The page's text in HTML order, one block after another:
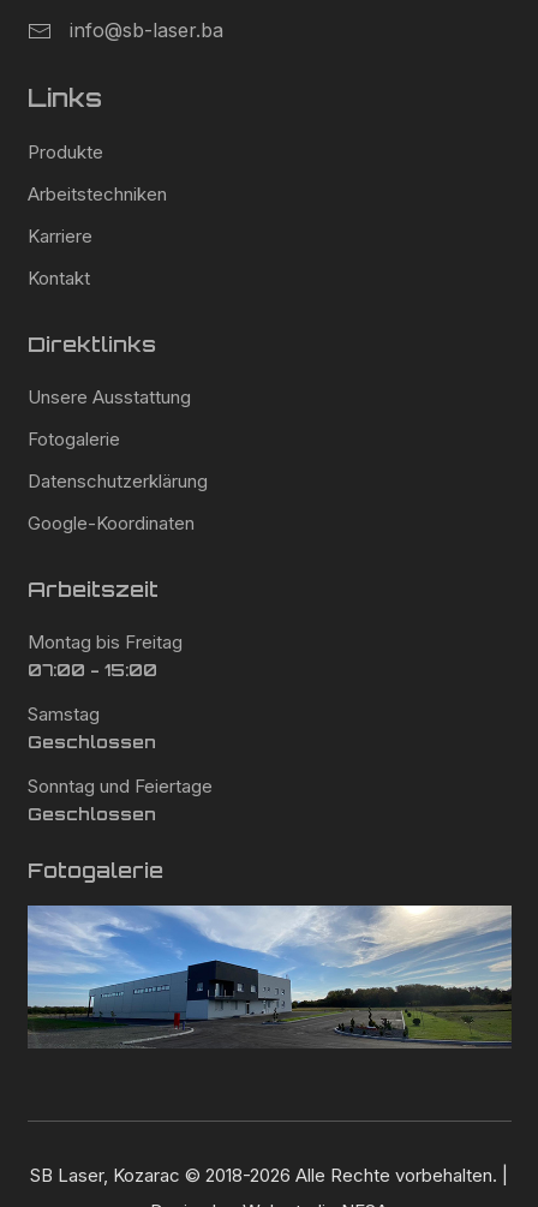
info@sb-laser.ba
Links
Produkte
Arbeitstechniken
Karriere
Kontakt
Direktlinks
Unsere Ausstattung
Fotogalerie
Datenschutzerklärung
Google-Koordinaten
Arbeitszeit
Montag bis Freitag
07:00 - 15:00
Samstag
Geschlossen
Sonntag und Feiertage
Geschlossen
Fotogalerie
SB Laser, Kozarac © 2018-2026 Alle Rechte vorbehalten. |